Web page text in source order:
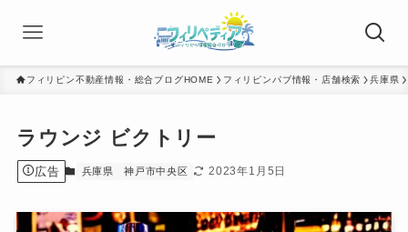
フィリピン不動産情報・総合ブログHOME フィリピンパブ情報・店舗検索 兵庫県
ラウンジ ビクトリー
広告 兵庫県 神戸市中央区 2023年1月5日